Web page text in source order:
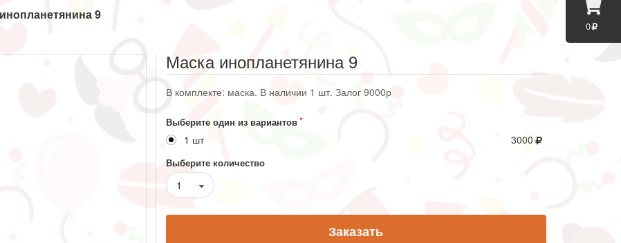
0
9
Маска инопланетянина 9
В комплекте: маска. В наличии 1 шт. Залог 9000р
Выберите один из вариантов
1 шт 3000
Выберите количество
1
Заказать